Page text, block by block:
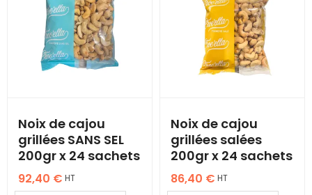
Noix de cajou
grillées SANS SEL
200gr x 24 sachets
92,40 € HT
Noix de cajou
grillées salées
200gr x 24 sachets
86,40 € HT